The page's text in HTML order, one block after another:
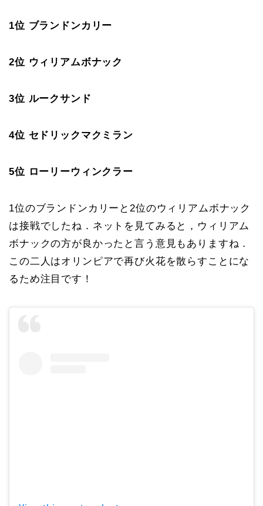
1位 ブランドンカリー
2位 ウィリアムボナック
3位 ルークサンド
4位 セドリックマクミラン
5位 ローリーウィンクラー
1位のブランドンカリーと2位のウィリアムボナック
は接戦でしたね．ネットを見てみると，ウィリアム
ボナックの方が良かったと言う意見もありますね．
この二人はオリンピアで再び火花を散らすことにな
るため注目です！